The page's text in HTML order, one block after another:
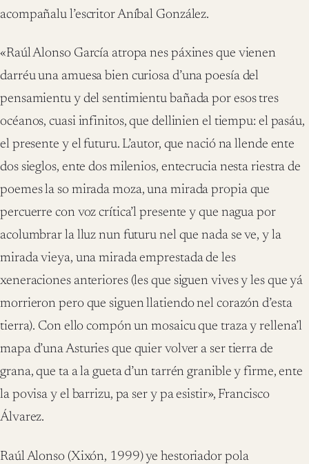
acompañalu l’escritor Aníbal González.
«Raúl Alonso García atropa nes páxines que vienen
darréu una amuesa bien curiosa d’una poesía del
pensamientu y del sentimientu bañada por esos tres
océanos, cuasi infinitos, que dellinien el tiempu: el pasáu,
el presente y el futuru. L’autor, que nació na llende ente
dos sieglos, ente dos milenios, entecrucia nesta riestra de
poemes la so mirada moza, una mirada propia que
percuerre con voz crítica’l presente y que nagua por
acolumbrar la lluz nun futuru nel que nada se ve, y la
mirada vieya, una mirada emprestada de les
xeneraciones anteriores (les que siguen vives y les que yá
morrieron pero que siguen llatiendo nel corazón d’esta
tierra). Con ello compón un mosaicu que traza y rellena’l
mapa d’una Asturies que quier volver a ser tierra de
grana, que ta a la gueta d’un tarrén granible y firme, ente
la povisa y el barrizu, pa ser y pa esistir», Francisco
Álvarez.
Raúl Alonso (Xixón, 1999) ye hestoriador pola